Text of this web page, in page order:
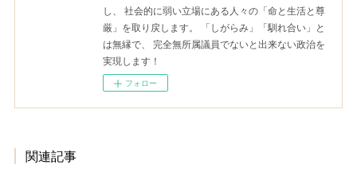
し、 社会的に弱い立場にある人々の「命と生活と尊
厳」を取り戻します。 「しがらみ」「馴れ合い」と
は無縁で、 完全無所属議員でないと出来ない政治を
実現します！
フォロー
関連記事